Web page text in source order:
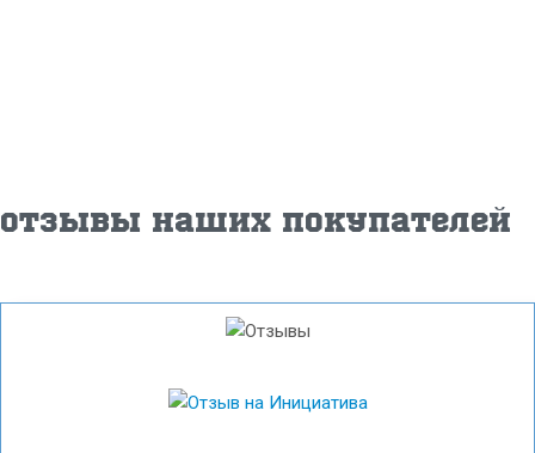
Отзывы наших покупателей